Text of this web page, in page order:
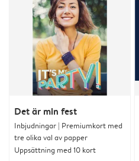
Det är min fest
Inbjudningar | Premiumkort med
tre olika val av papper
Uppsättning med 10 kort